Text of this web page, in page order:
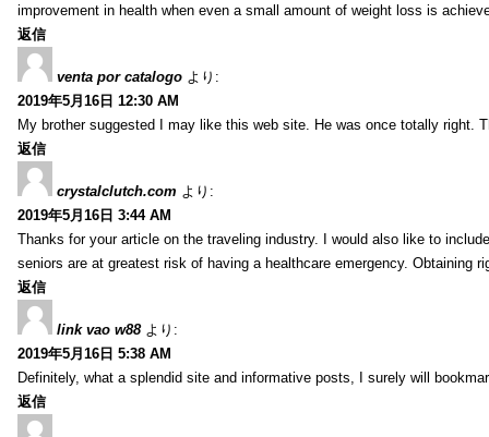
improvement in health when even a small amount of weight loss is
返信
venta por catalogo より:
2019年5月16日 12:30 AM
My brother suggested I may like this web site. He was once totally right.
返信
crystalclutch.com より:
2019年5月16日 3:44 AM
Thanks for your article on the traveling industry. I would also like to
seniors are at greatest risk of having a healthcare emergency. Obtaining
返信
link vao w88 より:
2019年5月16日 5:38 AM
Definitely, what a splendid site and informative posts, I surely will
返信